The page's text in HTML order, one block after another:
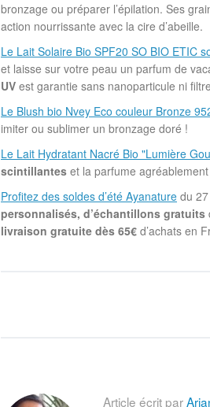
bronzage ou préparer l’épilation. Ses
action nourrissante avec la cire d’abeille.
Le Lait Solaire Bio SPF20 SO BIO ETIC
et laisse sur votre peau un parfum de
UV est garantie sans nanoparticule ni
Le Blush bio Nvey Eco couleur Bronze
imiter ou sublimer un bronzage doré !
Le Lait Hydratant Nacré Bio "Lumière
scintillantes et la parfume
Profitez des soldes d’été Ayanature du
personnalisés, d’échantillons gratuits
livraison gratuite dès 65€ d’achats en
Article écrit par